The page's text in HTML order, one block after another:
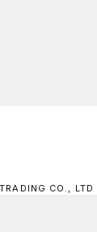
CO., LTD